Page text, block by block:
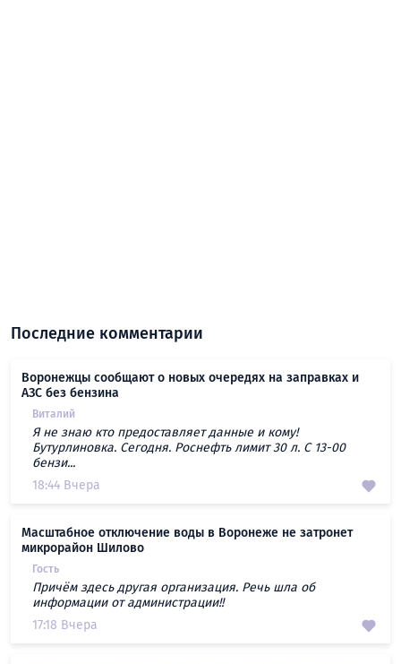
Последние комментарии
Воронежцы сообщают о новых очередях на заправках и
АЗС без бензина
Виталий
Я не знаю кто предоставляет данные и кому!
Бутурлиновка. Сегодня. Роснефть лимит 30 л. С 13-00
бензи...
18:44 Вчера
Масштабное отключение воды в Воронеже не затронет
микрорайон Шилово
Гость
Причём здесь другая организация. Речь шла об
информации от администрации!!
17:18 Вчера